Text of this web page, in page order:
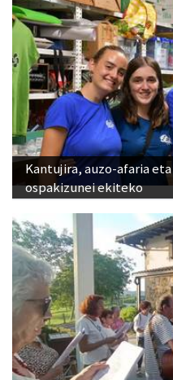
Kantujira, auzo-afaria
ospakizunei ekiteko